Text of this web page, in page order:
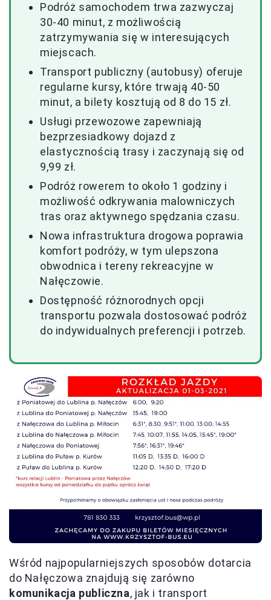
Podróż samochodem trwa zazwyczaj
30-40 minut, z możliwością
zatrzymywania się w interesujących
miejscach.
Transport publiczny (autobusy) oferuje
regularne kursy, które trwają 40-50
minut, a bilety kosztują od 8 do 15 zł.
Usługi przewozowe zapewniają
bezprzesiadkowy dojazd z
elastycznością trasy i zaczynają się od
9,99 zł.
Podróż rowerem to około 1 godziny i
możliwość odkrywania malowniczych
tras oraz aktywnego spędzania czasu.
Nowa infrastruktura drogowa poprawia
komfort podróży, w tym ulepszona
obwodnica i tereny rekreacyjne w
Nałęczowie.
Dostępność różnorodnych opcji
transportu pozwala dostosować podróż
do indywidualnych preferencji i potrzeb.
Wśród najpopularniejszych sposobów dotarcia
do Nałęczowa znajdują się zarówno
komunikacja publiczna, jak i transport